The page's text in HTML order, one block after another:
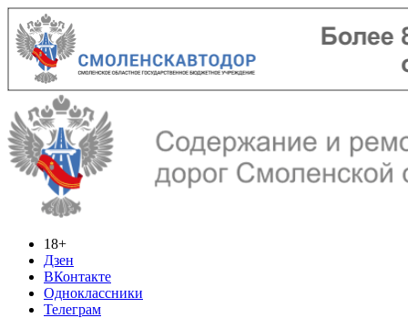
18+
Дзен
ВКонтакте
Одноклассники
Телеграм